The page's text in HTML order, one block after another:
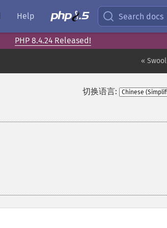
Help Search docs
PHP 8.4.24 Released!
«
切换语言: